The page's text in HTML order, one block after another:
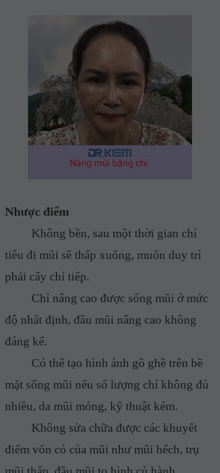
Nhược điểm
Không bền, sau một thời gian chỉ
tiêu đi mũi sẽ thấp xuống, muốn duy trì
phải cấy chỉ tiếp.
Chỉ nâng cao được sống mũi ở mức
độ nhất định, đầu mũi nâng cao không
đáng kể.
Có thể tạo hình ảnh gồ ghề trên bề
mặt sống mũi nếu số lượng chỉ không đủ
nhiều, da mũi mỏng, kỹ thuật kém.
Không sửa chữa được các khuyết
điểm vốn có của mũi như mũi hếch, trụ